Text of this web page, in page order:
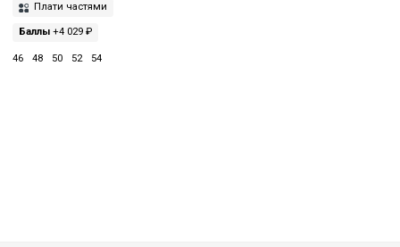
Плати частями
Баллы +4 029 ₽
46 48 50 52 54